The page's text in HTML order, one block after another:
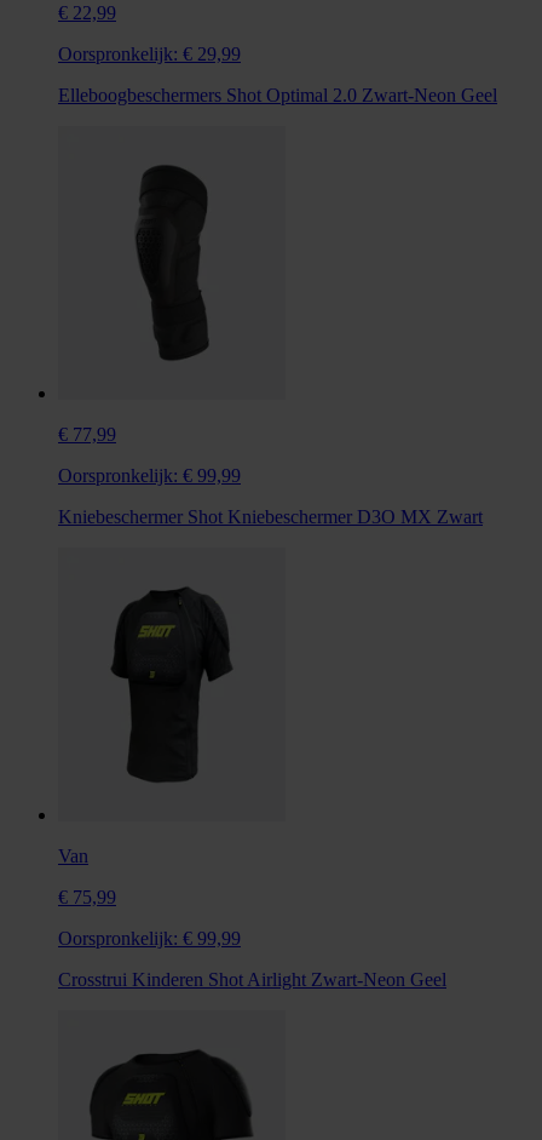
€ 22,99
Oorspronkelijk: € 29,99
Elleboogbeschermers Shot Optimal 2.0 Zwart-Neon Geel
€ 77,99
Oorspronkelijk: € 99,99
Kniebeschermer Shot Kniebeschermer D3O MX Zwart
Van
€ 75,99
Oorspronkelijk: € 99,99
Crosstrui Kinderen Shot Airlight Zwart-Neon Geel